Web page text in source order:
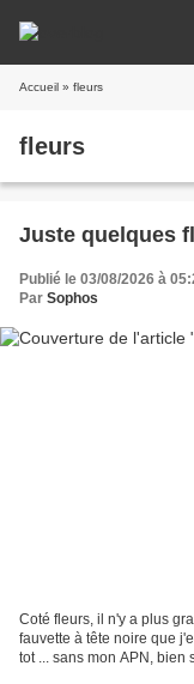
Accueil » fleurs
fleurs
Juste quelques
Publié le 03/08/2026 à
Par Sophos
Coté fleurs, il n'y a plus
fauvette à tête noire que
tot ... sans mon APN, bien